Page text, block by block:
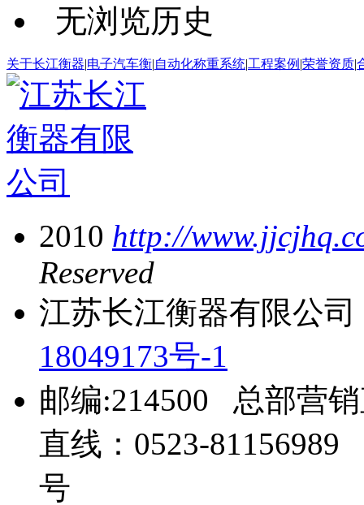
无浏览历史
关于长江衡器|电子汽车衡|自动化称重系统|工程案例 |荣誉资质|
2010 http://
Reserved
江苏长江衡器有限公
18049173号-1
邮编:214500 总部营
直线：0523-
号